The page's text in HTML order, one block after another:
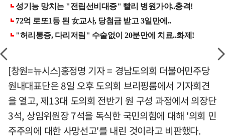
[창원=뉴시스]홍정명 기자 = 경남도의회 더불어민주당
원내대표단은 8일 오후 도의회 브리핑룸에서 기자회견
을 열고, 제13대 도의회 전반기 원 구성 과정에서 의장단
3석, 상임위원장 7석을 독식한 국민의힘에 대해 '의회 민
주주의에 대한 사망선고'를 내린 것이라고 비판했다.